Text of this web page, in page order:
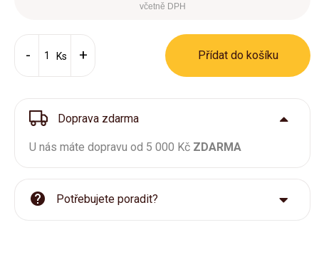
včetně DPH
Ks Přídat do košíku
Doprava zdarma
U nás máte dopravu od 5 000 Kč ZDARMA
Potřebujete poradit?